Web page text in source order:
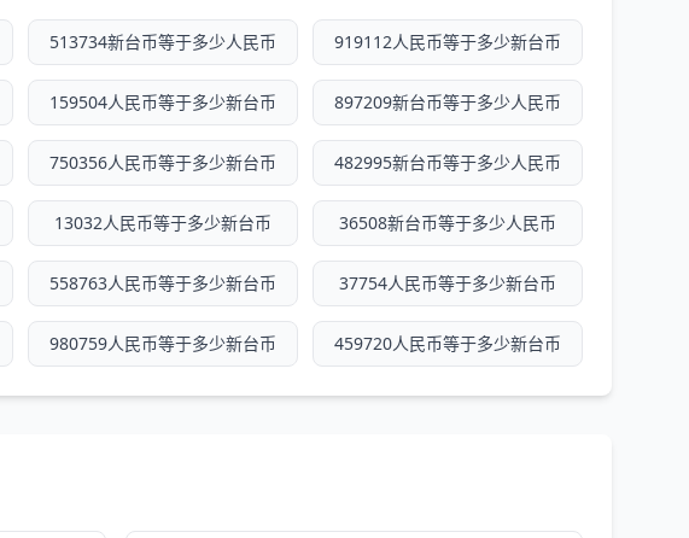
513734新台币等于多少人民币 919112人民币等于多少新台币
159504人民币等于多少新台币 897209新台币等于多少人民币
750356人民币等于多少新台币 482995新台币等于多少人民币
13032人民币等于多少新台币 36508新台币等于多少人民币
558763人民币等于多少新台币 37754人民币等于多少新台币
980759人民币等于多少新台币 459720人民币等于多少新台币